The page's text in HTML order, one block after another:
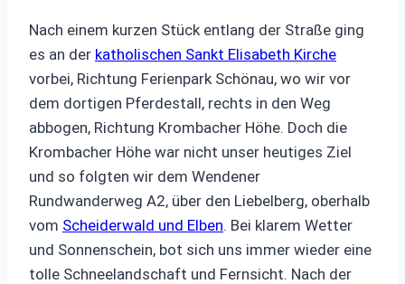
Nach einem kurzen Stück entlang der Straße ging
es an der katholischen Sankt Elisabeth Kirche
vorbei, Richtung Ferienpark Schönau, wo wir vor
dem dortigen Pferdestall, rechts in den Weg
abbogen, Richtung Krombacher Höhe. Doch die
Krombacher Höhe war nicht unser heutiges Ziel
und so folgten wir dem Wendener
Rundwanderweg A2, über den Liebelberg, oberhalb
vom Scheiderwald und Elben. Bei klarem Wetter
und Sonnenschein, bot sich uns immer wieder eine
tolle Schneelandschaft und Fernsicht. Nach der